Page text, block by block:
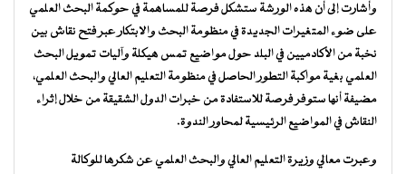
وأشارت إلى أن هذه الورشة ستشكل فرصة للمساهمة في حوكمة البحث العلمي
على ضوء المتغيرات الجديدة في منظومة البحث والابتكار عبر فتح نقاش بين
نخبة من الأكادميين في البلد حول مواضيع تمس هيكلة وآليات تمويل البحث
العلمي بغية مواكبة التطور الحاصل في منظومة التعليم العالي والبحث العلمي،
مضيفة أنها ستوفر فرصة للاستفادة من خبرات الدول الشقيقة من خلال إثراء
النقاش في المواضيع الرئيسية لمحاور الندوة.
وعبرت معالي وزيرة التعليم العالي والبحث العلمي عن شكرها للوكالة